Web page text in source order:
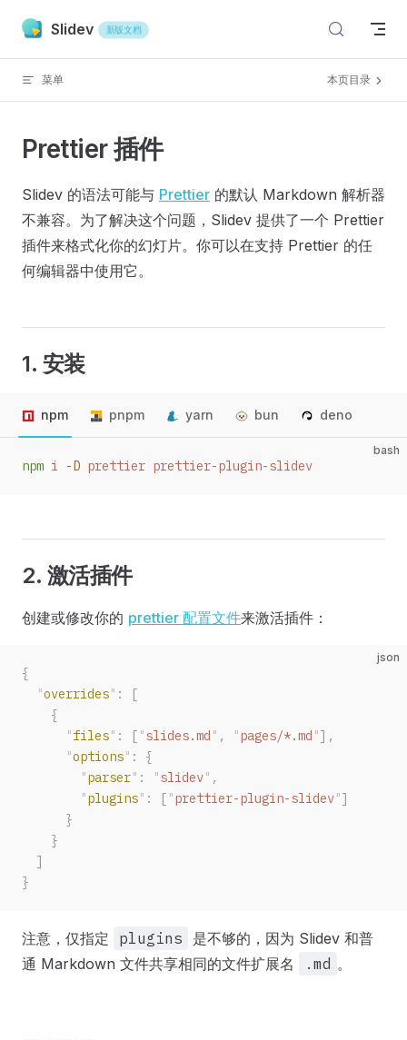
Skip to content
Slidev 新版文档
菜单 本页目录
Prettier 插件
Slidev 的语法可能与 Prettier 的默认 Markdown 解析器
不兼容。为了解决这个问题，Slidev 提供了一个 Prettier
插件来格式化你的幻灯片。你可以在支持 Prettier 的任
何编辑器中使用它。
1. 安装
npm pnpm yarn bun deno
bash
npm i -D prettier prettier-plugin-slidev
2. 激活插件
创建或修改你的 prettier 配置文件来激活插件：
json
{
  "
overrides" :
[
    {
      "
files" : [ "slides.md " , "pages/*.md "],
      "
options" :
{
        "
parser" : "slidev" ,
        "
plugins" : [ "prettier-plugin-slidev"]
      }
    }
  ]
}
注意，仅指定 plugins
是不够的，因为 Slidev 和普
通 Markdown 文件共享相同的文件扩展名
.md 。